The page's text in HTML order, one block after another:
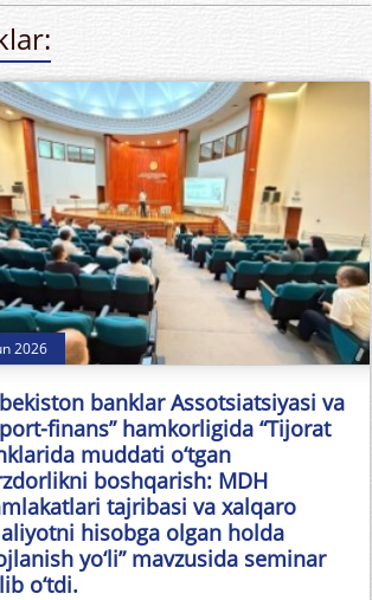
2026
banklar Assotsiatsiyasi va
finans” hamkorligida “Tijorat
muddati o‘tgan
boshqarish: MDH
tajribasi va xalqaro
hisobga olgan holda
yo‘li” mavzusida seminar
o‘tdi.